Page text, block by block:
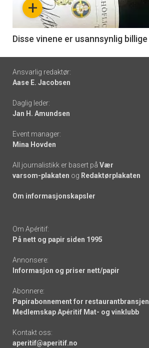
6
+
Disse vinene er usannsynlig billige
Footer
-
links
Ansvarlig redaktør:
Aase E. Jacobsen
Daglig leder:
Jan H. Amundsen
Event manager:
Mina Hovden
All journalistikk er basert på Vær
varsom-plakaten og Redaktørplakaten
Om informasjonskapsler
Om Apéritif:
På nett og papir siden 1995
Annonsere:
Informasjon og priser nett/papir
Abonnere:
Papirabonnement for restaurantbransjen
Medlemskap Apéritif Mat- og vinklubb
Kontakt oss:
aperitif@aperitif.no